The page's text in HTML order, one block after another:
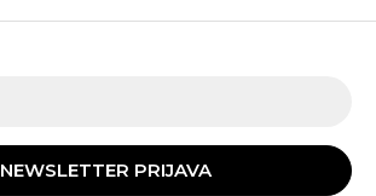
NEWSLETTER PRIJAVA